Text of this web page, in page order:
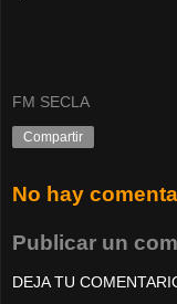
FM SECLA
Compartir
No hay
Publicar un
DEJA TU